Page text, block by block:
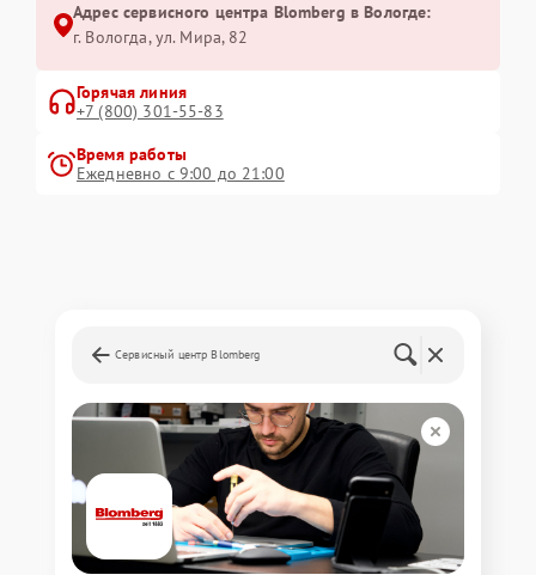
Адрес сервисного центра Blomberg в Вологде:
г. Вологда, ул. Мира, 82
Горячая линия
+7 (800) 301-55-83
Время работы
Ежедневно с 9:00 до 21:00
Сервисный центр Blomberg